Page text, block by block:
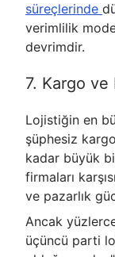
süreçlerinde
verimlilik
devrimdir.
7. Kargo
Lojistiğin en
şüphesiz
kadar büyük
firmaları
ve pazarlık
Ancak
üçüncü parti